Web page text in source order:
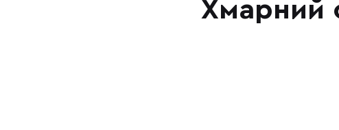
Хмарний